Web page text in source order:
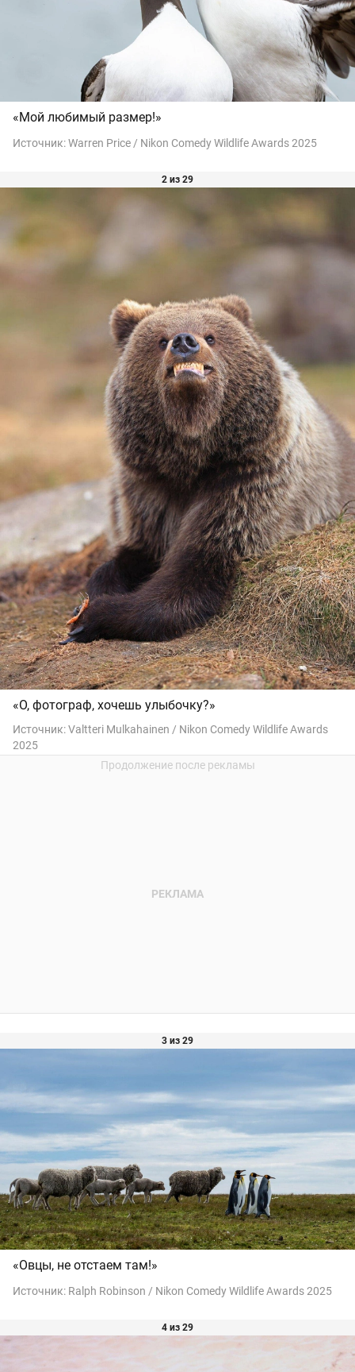
«Мой любимый размер!»
Источник:Warren Price / Nikon Comedy Wildlife Awards 2025
2 из 29
«О, фотограф, хочешь улыбочку?»
Источник:Valtteri Mulkahainen / Nikon Comedy Wildlife Awards
2025
3 из 29
«Овцы, не отстаем там!»
Источник: Ralph Robinson / Nikon Comedy Wildlife Awards 2025
4 из 29